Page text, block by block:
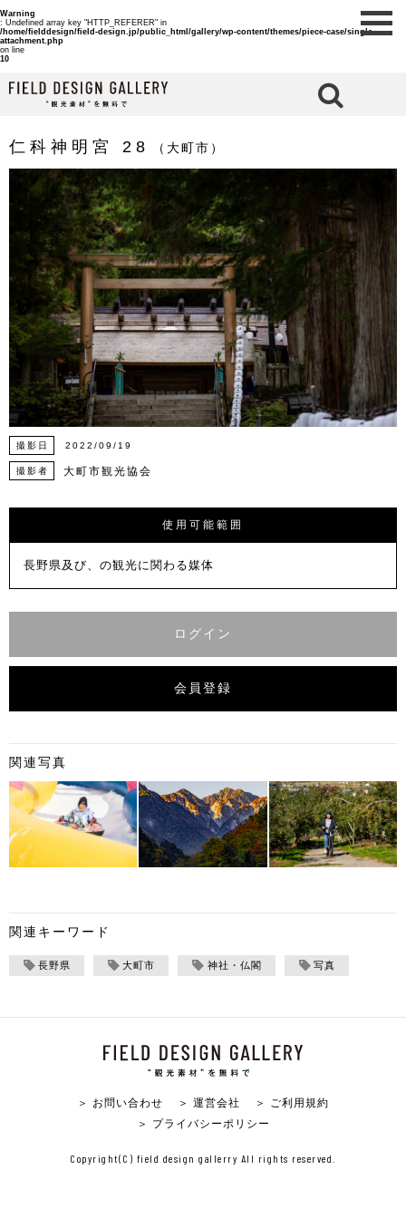
Warning
: Undefined array key "HTTP_REFERER" in
/home/fielddesign/field-design.jp/public_html/gallery/wp-content/themes/piece-case/single-
attachment.php
on line
10
仁科神明宮 28 （大町市）
撮影日 2022/09/19
撮影者 大町市観光協会
使用可能範囲
長野県及び、の観光に関わる媒体
ログイン
会員登録
関連写真
関連キーワード
長野県 大町市 神社・仏閣 写真
＞ お問い合わせ ＞ 運営会社
＞ ご利用規約
＞ プライバシーポリシー
Copyright(C) field design gallerry All rights reserved.